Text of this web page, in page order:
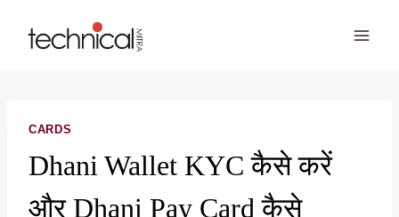
CARDS
Dhani Wallet KYC कैसे करें
और Dhani Pay Card कैसे